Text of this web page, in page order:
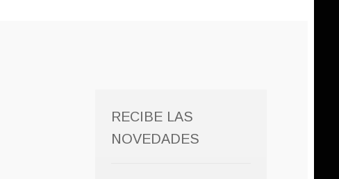
RECIBE LAS
NOVEDADES